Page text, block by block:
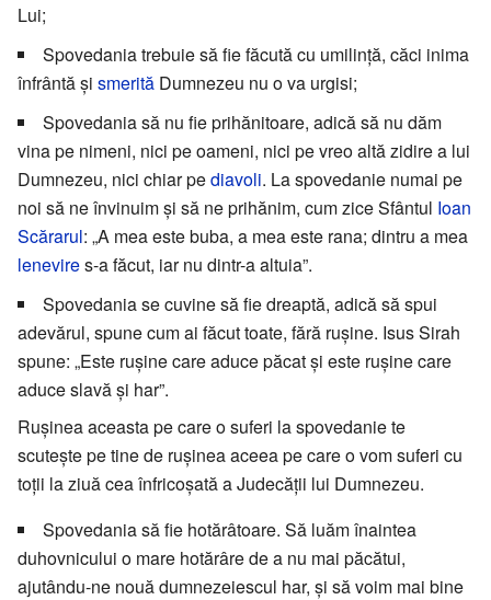
Lui;
Spovedania trebuie să fie făcută cu umilință, căci inima
înfrântă și smerită Dumnezeu nu o va urgisi;
Spovedania să nu fie prihănitoare, adică să nu dăm
vina pe nimeni, nici pe oameni, nici pe vreo altă zidire a lui
Dumnezeu, nici chiar pediavoli. La spovedanie numai pe
noi să ne învinuim și să ne prihănim, cum zice Sfântul Ioan
Scărarul: „A mea este buba, a mea este rana; dintru a mea
lenevires-a făcut, iar nu dintr-a altuia”.
Spovedania se cuvine să fie dreaptă, adică să spui
adevărul, spune cum ai făcut toate, fără rușine. Isus Sirah
spune: „Este rușine care aduce păcat și este rușine care
aduce slavă și har”.
Rușinea aceasta pe care o suferi la spovedanie te
scutește pe tine de rușinea aceea pe care o vom suferi cu
toții la ziuă cea înfricoșată a Judecății lui Dumnezeu.
Spovedania să fie hotărâtoare. Să luăm înaintea
duhovnicului o mare hotărâre de a nu mai păcătui,
ajutându-ne nouă dumnezeiescul har, și să voim mai bine